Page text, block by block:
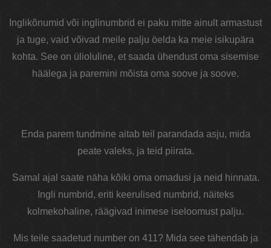
Inglikõnumid või inglinumbrid ei paku mitte ainult armastust
ja tuge, vaid võivad meile palju öelda ka meie isikupära
kohta. See on ülioluline, et saada ühendust oma sisemise
häälega ja paremini mõista oma soove ja soove.
Enda parem tundmine aitab teil parandada asju, mida
peate valeks, ja teid piirata.
Samal ajal saate näha kõiki oma omadusi ja neid hinnata.
Ingli numbrid, eriti keerulised numbrid, näiteks
kolmekohaline, räägivad inimese iseloomust palju.
Mis teile saadetud number on 411? Mida see tähendab ja